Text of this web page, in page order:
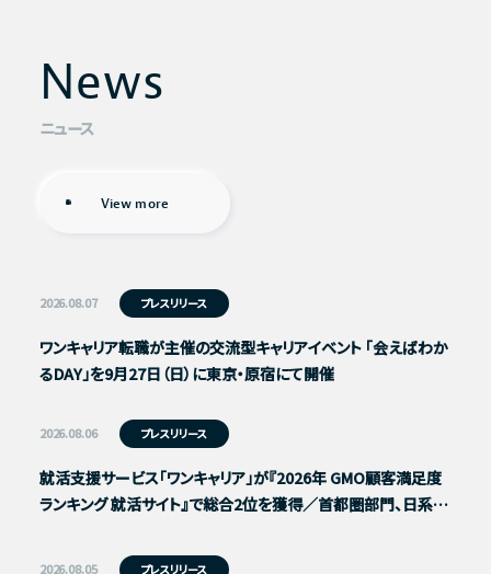
News
News
ニュース
View more
2026.08.07 プレスリリース
ワンキャリア転職が主催の交流型キャリアイベント 「会えばわか
るDAY」を9月27日（日）に東京・原宿にて開催
2026.08.06 プレスリリース
就活支援サービス「ワンキャリア」が『2026年 GMO顧客満足度
ランキング 就活サイト』で総合2位を獲得／首都圏部門、日系大
2026.08.05 プレスリリース